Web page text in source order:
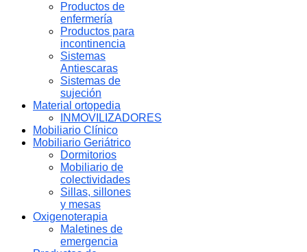
Productos de
enfermería
Productos para
incontinencia
Sistemas
Antiescaras
Sistemas de
sujeción
Material ortopedia
INMOVILIZADORES
Mobiliario Clínico
Mobiliario Geriátrico
Dormitorios
Mobiliario de
colectividades
Sillas, sillones
y mesas
Oxigenoterapia
Maletines de
emergencia